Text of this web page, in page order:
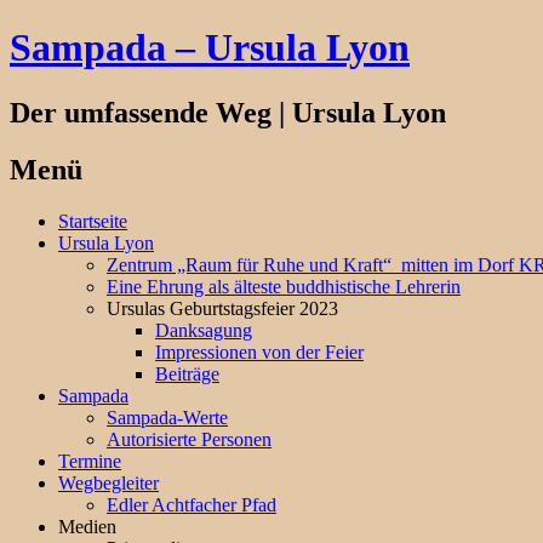
Sampada – Ursula Lyon
Der umfassende Weg | Ursula Lyon
Menü
Springe
zum
Startseite
Ursula Lyon
Zentrum „Raum für Ruhe und Kraft“ mitten im Dorf
Eine Ehrung als älteste buddhistische Lehrerin
Ursulas Geburtstagsfeier 2023
Danksagung
Impressionen von der Feier
Beiträge
Sampada
Sampada-Werte
Autorisierte Personen
Termine
Wegbegleiter
Edler Achtfacher Pfad
Medien